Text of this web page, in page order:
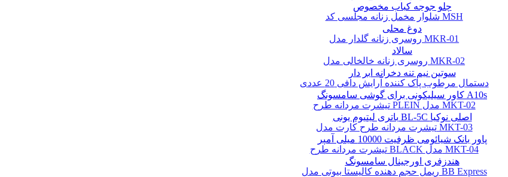
شلوار مخمل زنانه مجلسی کد MSH
روسری زنانه گلدار مدل MKR-01
روسری زنانه خالخالی مدل MKR-02
دستمال مرطوب پاک کننده آرایش دافی 20 عددی
تیشرت مردانه طرح PLEIN مدل MKT-02
تیشرت مردانه طرح کارت مدل MKT-03
تیشرت مردانه طرح BLACK مدل MKT-04
ریمل حجم دهنده کالیستا بیوتی مدل BB Express
چلو جوجه کباب مخصوص
دوغ محلی
سالاد
سوتین نیم تنه دخرانه ابر دار
کاور سیلیکونی برای گوشی سامسونگ A10s
باتری لیتیوم یونی BL-5C اصلی نوکیا
پاور بانک شیائومی ظرفیت 10000 میلی آمپر
هندزفری اورجینال سامسونگ